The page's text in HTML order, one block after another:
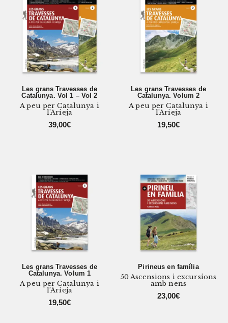
Les grans Travesses de
Catalunya. Vol 1 – Vol 2
A peu per Catalunya i
l’Arieja
39,00€
Les grans Travesses de
Catalunya. Volum 2
A peu per Catalunya i
l’Arieja
19,50€
Les grans Travesses de
Catalunya. Volum 1
A peu per Catalunya i
l’Arieja
19,50€
Pirineus en família
50 Ascensions i excursions
amb nens
23,00€